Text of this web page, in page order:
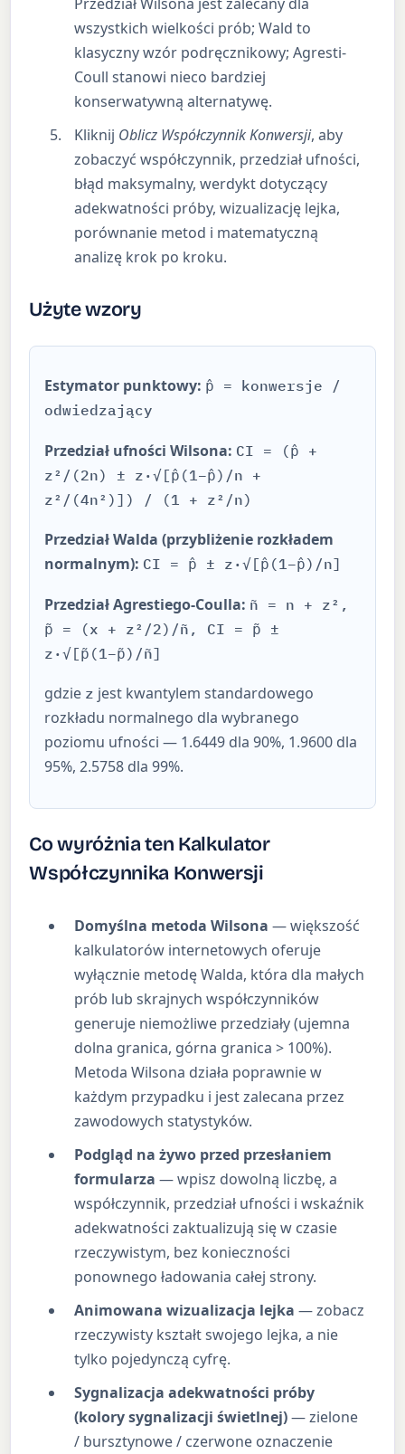
Przedział Wilsona jest zalecany dla
wszystkich wielkości prób; Wald to
klasyczny wzór podręcznikowy; Agresti-
Coull stanowi nieco bardziej
konserwatywną alternatywę.
Kliknij Oblicz Współczynnik Konwersji, aby
zobaczyć współczynnik, przedział ufności,
błąd maksymalny, werdykt dotyczący
adekwatności próby, wizualizację lejka,
porównanie metod i matematyczną
analizę krok po kroku.
Użyte wzory
Estymator punktowy: p̂ = konwersje /
odwiedzający
Przedział ufności Wilsona: CI = (p̂ +
z²/(2n) ± z·√[p̂(1−p̂)/n +
z²/(4n²)]) / (1 + z²/n)
Przedział Walda (przybliżenie rozkładem
normalnym): CI = p̂ ± z·√[p̂(1−p̂)/n]
Przedział Agrestiego-Coulla: ñ = n + z²,
p̃ = (x + z²/2)/ñ, CI = p̃ ±
z·√[p̃(1−p̃)/ñ]
gdzie z jest kwantylem standardowego
rozkładu normalnego dla wybranego
poziomu ufności — 1.6449 dla 90%, 1.9600 dla
95%, 2.5758 dla 99%.
Co wyróżnia ten Kalkulator
Współczynnika Konwersji
Domyślna metoda Wilsona — większość
kalkulatorów internetowych oferuje
wyłącznie metodę Walda, która dla małych
prób lub skrajnych współczynników
generuje niemożliwe przedziały (ujemna
dolna granica, górna granica > 100%).
Metoda Wilsona działa poprawnie w
każdym przypadku i jest zalecana przez
zawodowych statystyków.
Podgląd na żywo przed przesłaniem
formularza — wpisz dowolną liczbę, a
współczynnik, przedział ufności i wskaźnik
adekwatności zaktualizują się w czasie
rzeczywistym, bez konieczności
ponownego ładowania całej strony.
Animowana wizualizacja lejka — zobacz
rzeczywisty kształt swojego lejka, a nie
tylko pojedynczą cyfrę.
Sygnalizacja adekwatności próby
(kolory sygnalizacji świetlnej)— zielone
/ bursztynowe / czerwone oznaczenie